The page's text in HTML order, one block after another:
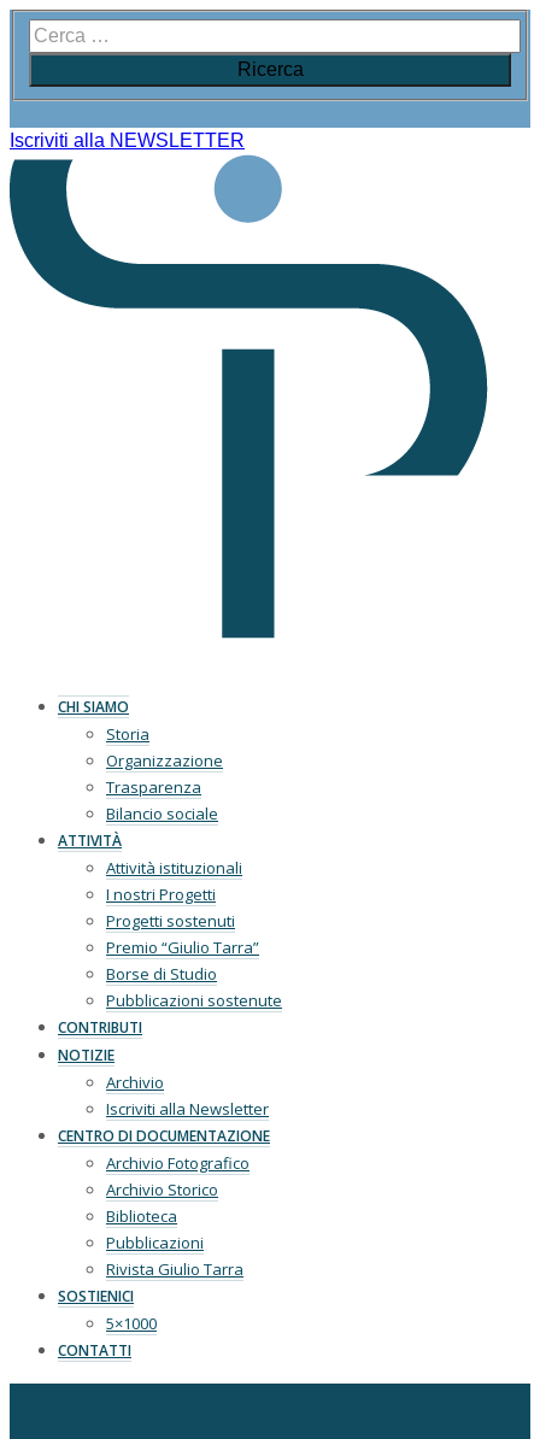
Iscriviti alla NEWSLETTER
CHI SIAMO
Storia
Organizzazione
Trasparenza
Bilancio sociale
ATTIVITÀ
Attività istituzionali
I nostri Progetti
Progetti sostenuti
Premio “Giulio Tarra”
Borse di Studio
Pubblicazioni sostenute
CONTRIBUTI
NOTIZIE
Archivio
Iscriviti alla Newsletter
CENTRO DI DOCUMENTAZIONE
Archivio Fotografico
Archivio Storico
Biblioteca
Pubblicazioni
Rivista Giulio Tarra
SOSTIENICI
5×1000
CONTATTI